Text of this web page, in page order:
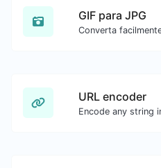
GIF para JPG
URL encoder